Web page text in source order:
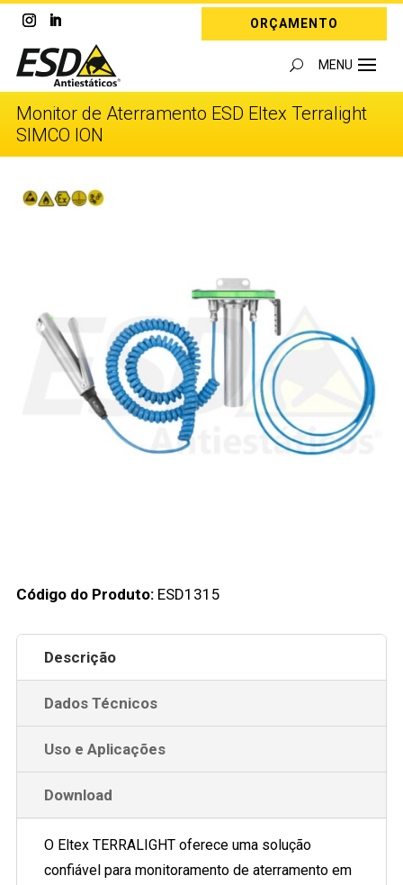
ORÇAMENTO
Monitor de Aterramento ESD Eltex Terralight
SIMCO ION
Código do Produto: ESD1315
Descrição
Dados Técnicos
Uso e Aplicações
Download
O Eltex TERRALIGHT oferece uma solução
confiável para monitoramento de aterramento em